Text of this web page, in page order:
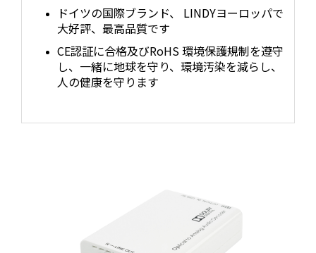
ドイツの国際ブランド、 LINDYヨーロッパで
大好評、最高品質です
CE認証に合格及びRoHS 環境保護規制を遵守
し、一緒に地球を守り、環境汚染を減らし、
人の健康を守ります